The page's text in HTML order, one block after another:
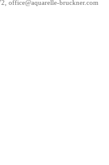
office@aquarelle-bruckner.com